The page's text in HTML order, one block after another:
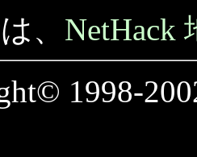
、 NetHack
1998-